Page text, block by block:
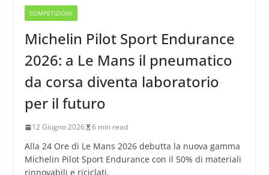
COMPETIZIONI
Michelin Pilot Sport Endurance
2026: a Le Mans il pneumatico
da corsa diventa laboratorio
per il futuro
12 Giugno 2026 6 min read
Alla 24 Ore di Le Mans 2026 debutta la nuova gamma
Michelin Pilot Sport Endurance con il 50% di materiali
rinnovabili e riciclati.